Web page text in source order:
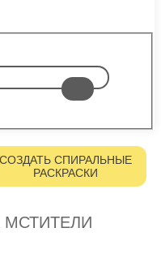
СОЗДАТЬ СПИРАЛЬНЫЕ
РАСКРАСКИ
МСТИТЕЛИ